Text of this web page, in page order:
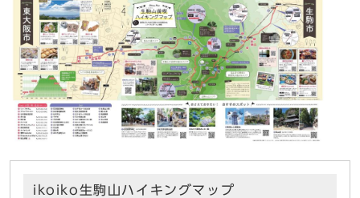
ikoiko生駒山ハイキングマップ